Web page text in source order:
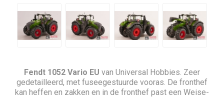
Fendt 1052 Vario EU van Universal Hobbies. Zeer
gedetailleerd, met fuseegestuurde vooras. De fronthef
kan heffen en zakken en in de fronthef past een Weise-